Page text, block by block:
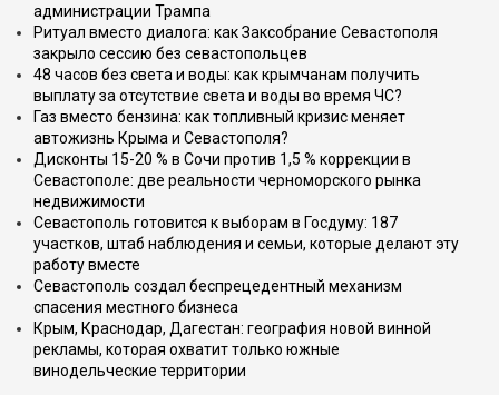
администрации Трампа
Ритуал вместо диалога: как Заксобрание Севастополя
закрыло сессию без севастопольцев
48 часов без света и воды: как крымчанам получить
выплату за отсутствие света и воды во время ЧС?
Газ вместо бензина: как топливный кризис меняет
автожизнь Крыма и Севастополя?
Дисконты 15-20 % в Сочи против 1,5 % коррекции в
Севастополе: две реальности черноморского рынка
недвижимости
Севастополь готовится к выборам в Госдуму: 187
участков, штаб наблюдения и семьи, которые делают эту
работу вместе
Севастополь создал беспрецедентный механизм
спасения местного бизнеса
Крым, Краснодар, Дагестан: география новой винной
рекламы, которая охватит только южные
винодельческие территории